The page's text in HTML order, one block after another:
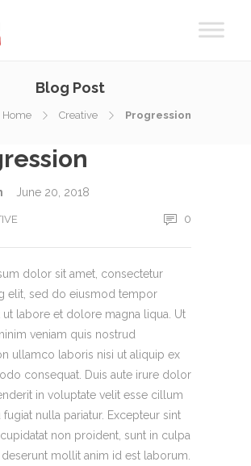
Blog Post
Home Creative Progression
June 20, 2018
0
dolor sit amet, consectetur
elit, sed do eiusmod tempor
ut labore et dolore magna liqua. Ut
veniam quis nostrud
ullamco laboris nisi ut aliquip ex
consequat. Duis aute irure dolor
in voluptate velit esse cillum
nulla pariatur. Excepteur sint
non proident, sunt in culpa
mollit anim id est laborum.